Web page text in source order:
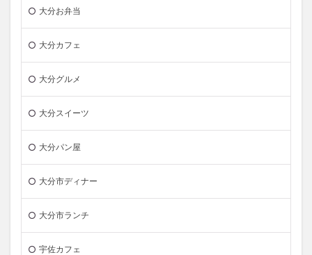
大分お弁当
大分カフェ
大分グルメ
大分スイーツ
大分パン屋
大分市ディナー
大分市ランチ
宇佐カフェ